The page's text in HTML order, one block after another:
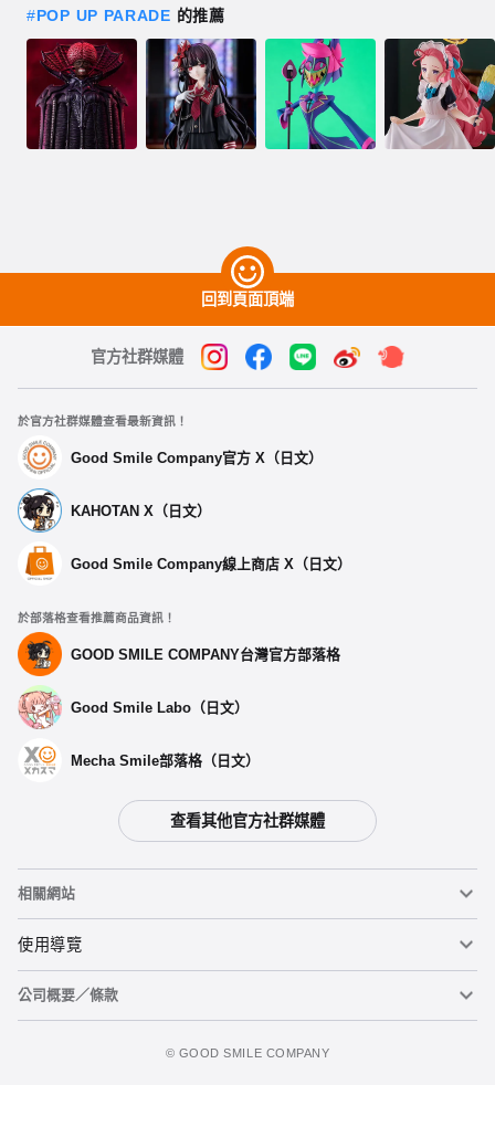
#POP UP PARADE 的推薦
回到頁面頂端
官方社群媒體
於官方社群媒體查看最新資訊！
Good Smile Company官方 X（日文）
KAHOTAN X（日文）
Good Smile Company線上商店 X（日文）
於部落格查看推薦商品資訊！
GOOD SMILE COMPANY台灣官方部落格
Good Smile Labo（日文）
Mecha Smile部落格（日文）
查看其他官方社群媒體
相關網站
黏土人
黏土人臉部製造機（英文）
使用導覽
重要公告
公司概要／條款
©️ GOOD SMILE COMPANY